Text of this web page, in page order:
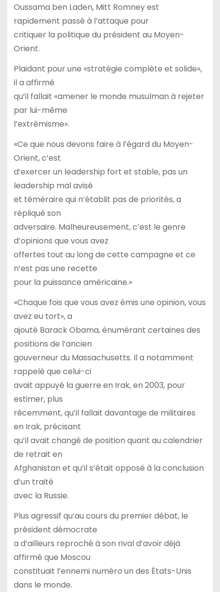
Oussama ben Laden, Mitt Romney est
rapidement passé à l’attaque pour
critiquer la politique du président au Moyen-
Orient.
Plaidant pour une «stratégie complète et solide»,
il a affirmé
qu’il fallait «amener le monde musulman à rejeter
par lui-même
l’extrémisme».
«Ce que nous devons faire à l’égard du Moyen-
Orient, c’est
d’exercer un leadership fort et stable, pas un
leadership mal avisé
et téméraire qui n’établit pas de priorités, a
répliqué son
adversaire. Malheureusement, c’est le genre
d’opinions que vous avez
offertes tout au long de cette campagne et ce
n’est pas une recette
pour la puissance américaine.»
«Chaque fois que vous avez émis une opinion, vous
avez eu tort», a
ajouté Barack Obama, énumérant certaines des
positions de l’ancien
gouverneur du Massachusetts. Il a notamment
rappelé que celui-ci
avait appuyé la guerre en Irak, en 2003, pour
estimer, plus
récemment, qu’il fallait davantage de militaires
en Irak, précisant
qu’il avait changé de position quant au calendrier
de retrait en
Afghanistan et qu’il s’était opposé à la conclusion
d’un traité
avec la Russie.
Plus agressif qu’au cours du premier débat, le
président démocrate
a d’ailleurs reproché à son rival d’avoir déjà
affirmé que Moscou
constituait l’ennemi numéro un des États-Unis
dans le monde.